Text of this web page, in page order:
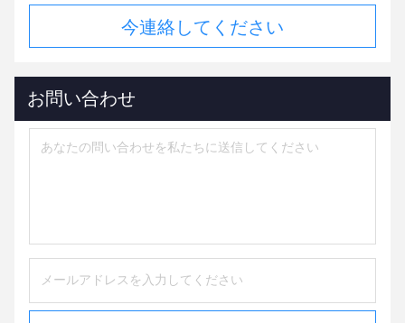
今連絡してください
お問い合わせ